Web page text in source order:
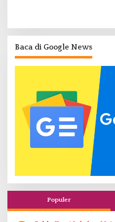
Baca di Google News
Populer